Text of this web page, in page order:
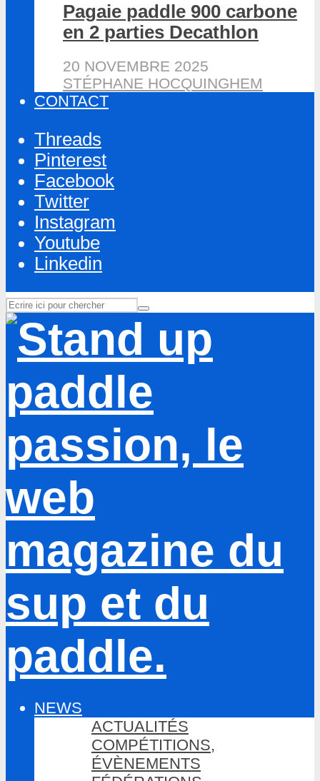
Pagaie paddle 900 carbone
en 2 parties Decathlon
20 NOVEMBRE 2025
STÉPHANE HOCQUINGHEM
CONTACT
Threads
Pinterest
Facebook
Twitter
Instagram
Youtube
Linkedin
NEWS
ACTUALITÉS
COMPÉTITIONS,
ÉVÈNEMENTS